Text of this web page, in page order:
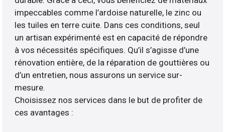
impeccables comme l’ardoise naturelle, le zinc ou
les tuiles en terre cuite. Dans ces conditions, seul
un artisan expérimenté est en capacité de répondre
à vos nécessités spécifiques. Qu’il s’agisse d’une
rénovation entière, de la réparation de gouttières ou
d’un entretien, nous assurons un service sur-
mesure.
Choisissez nos services dans le but de profiter de
ces avantages :